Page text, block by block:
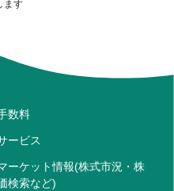
ます
数料
ービス
ーケット情報(株式市況・株
検索など)